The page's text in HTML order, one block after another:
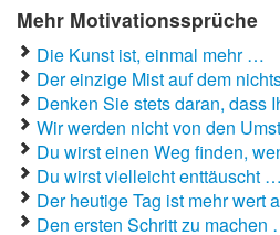
Dumme Sprüche
Englische Sprüche
Facebook Sprüche
Fußballsprüche
Gute Nacht Sprüche
Mehr Motivationssprüche
Die Kunst ist, einmal mehr …
Der einzige Mist auf dem
Denken Sie stets daran, dass
Wir werden nicht von den
Du wirst einen Weg finden,
Du wirst vielleicht enttäuscht …
Der heutige Tag ist mehr wert
Den ersten Schritt zu machen